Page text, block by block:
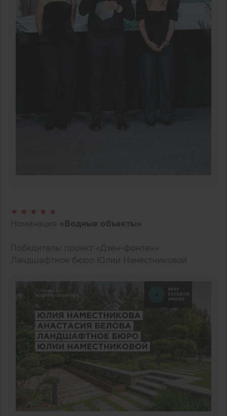
★ ★ ★ ★ ★
Номинация «Водные объекты»
Победитель: проект «Дзен-фонтан»
Ландшафтное бюро Юлии Наместниковой